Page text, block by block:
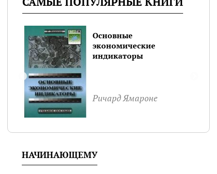
Основные
экономические
индикаторы
Ричард Ямароне
НАЧИНАЮЩЕМУ